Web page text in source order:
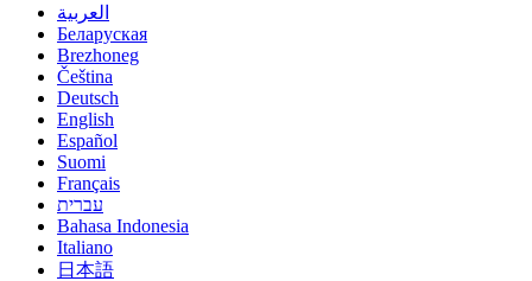
العربية
Беларуская
Brezhoneg
Čeština
Deutsch
English
Español
Suomi
Français
עברית
Bahasa Indonesia
Italiano
日本語